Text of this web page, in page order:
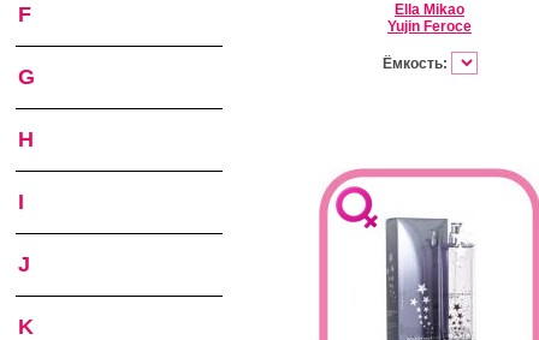
F
G
H
I
J
K
Ella Mikao
Yujin Feroce
Ёмкость: